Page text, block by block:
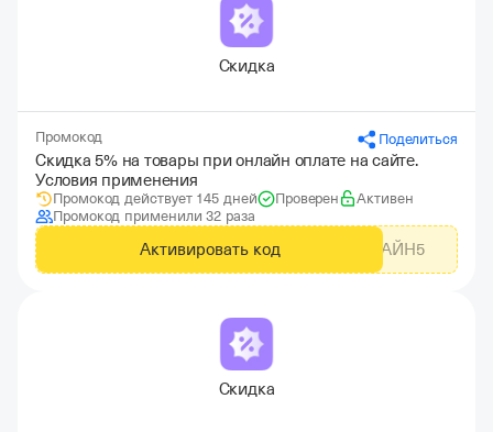
Скидка
Промокод Поделиться
Скидка 5% на товары при онлайн оплате на сайте.
Условия применения
Промокод действует 145 дней Проверен
Активен
Промокод применили 32 раза
Активировать код ОНЛАЙН5
Скидка